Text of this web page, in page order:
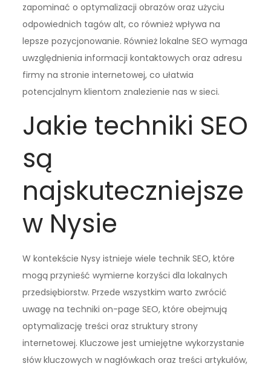
zapominać o optymalizacji obrazów oraz użyciu
odpowiednich tagów alt, co również wpływa na
lepsze pozycjonowanie. Również lokalne SEO wymaga
uwzględnienia informacji kontaktowych oraz adresu
firmy na stronie internetowej, co ułatwia
potencjalnym klientom znalezienie nas w sieci.
Jakie techniki SEO
są
najskuteczniejsze
w Nysie
W kontekście Nysy istnieje wiele technik SEO, które
mogą przynieść wymierne korzyści dla lokalnych
przedsiębiorstw. Przede wszystkim warto zwrócić
uwagę na techniki on-page SEO, które obejmują
optymalizację treści oraz struktury strony
internetowej. Kluczowe jest umiejętne wykorzystanie
słów kluczowych w nagłówkach oraz treści artykułów,